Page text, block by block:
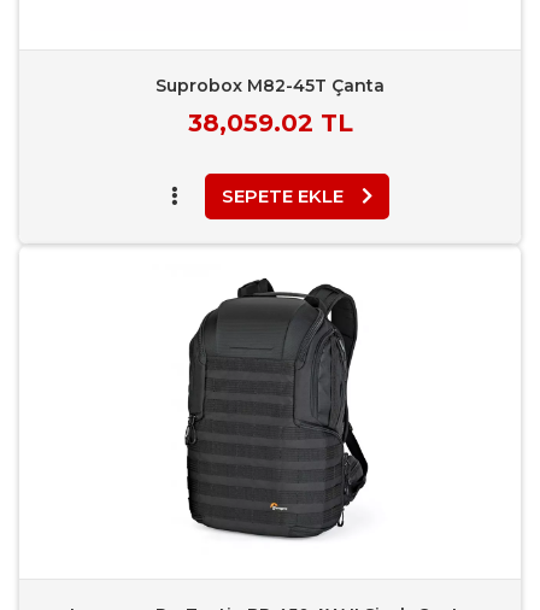
Suprobox M82-45T Çanta
Piyasa
Fiyatı
38,059.02 TL
SEPETE EKLE
Rapor Bildir